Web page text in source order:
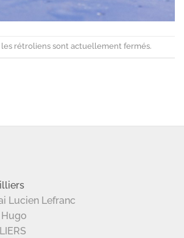
rétroliens sont actuellement fermés.
Lucien Lefranc
Hugo